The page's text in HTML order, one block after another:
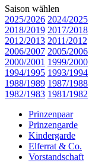
Saison wählen
2025/2026 2024/2025
2018/2019 2017/2018
2012/2013 2011/2012
2006/2007 2005/2006
2000/2001 1999/2000
1994/1995 1993/1994
1988/1989 1987/1988
1982/1983 1981/1982
Prinzenpaar
Prinzengarde
Kindergarde
Elferrat & Co.
Vorstandschaft